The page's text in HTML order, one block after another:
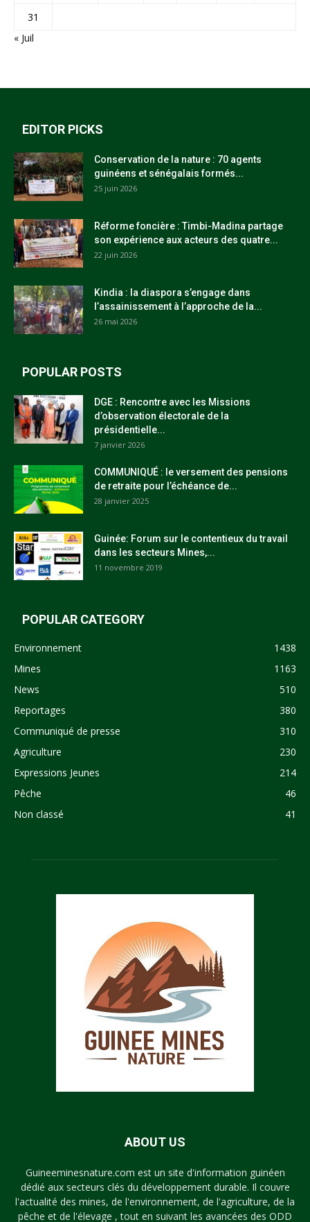
31
« Juil
EDITOR PICKS
Conservation de la nature : 70 agents
guinéens et sénégalais formés...
25 juin 2026
Réforme foncière : Timbi-Madina partage
son expérience aux acteurs des quatre...
22 juin 2026
Kindia : la diaspora s’engage dans
l’assainissement à l’approche de la...
26 mai 2026
POPULAR POSTS
DGE : Rencontre avec les Missions
d’observation électorale de la
présidentielle...
7 janvier 2026
COMMUNIQUÉ : le versement des pensions
de retraite pour l’échéance de...
28 janvier 2025
Guinée: Forum sur le contentieux du travail
dans les secteurs Mines,...
11 novembre 2019
POPULAR CATEGORY
Environnement
1438
Mines
1163
News
510
Reportages
380
Communiqué de presse
310
Agriculture
230
Expressions Jeunes
214
Pêche
46
Non classé
41
ABOUT US
Guineeminesnature.com est un site d'information guinéen
dédié aux secteurs clés du développement durable. Il couvre
l'actualité des mines, de l'environnement, de l'agriculture, de la
pêche et de l'élevage , tout en suivant les avancées des ODD